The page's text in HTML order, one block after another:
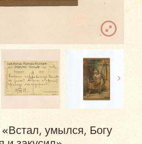
умылся, Богу